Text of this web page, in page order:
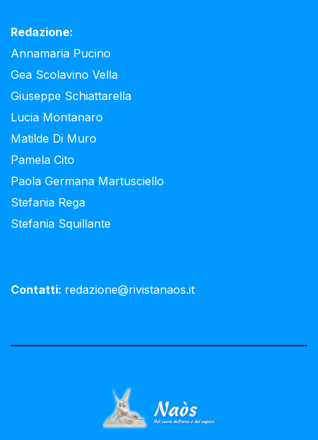
Redazione:
Annamaria Pucino
Gea Scolavino Vella
Giuseppe Schiattarella
Lucia Montanaro
Matilde Di Muro
Pamela Cito
Paola Germana Martusciello
Stefania Rega
Stefania Squillante
Contatti: redazione@rivistanaos.it